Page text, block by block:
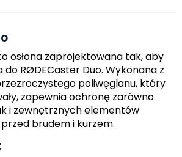
osłona zaprojektowana tak, aby
do RØDECaster Duo. Wykonana z
poliwęglanu, który
zapewnia ochronę zarówno
i zewnętrznych elementów
brudem i kurzem.